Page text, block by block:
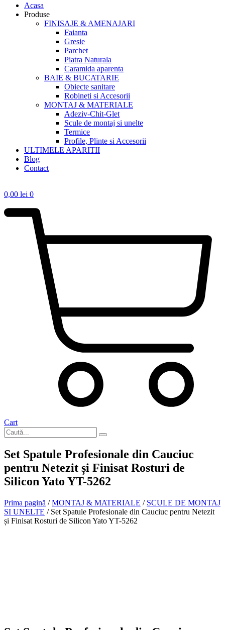
Acasa
Produse
FINISAJE & AMENAJARI
Faianta
Gresie
Parchet
Piatra Naturala
Caramida aparenta
BAIE & BUCATARIE
Obiecte sanitare
Robineti si Accesorii
MONTAJ & MATERIALE
Adeziv-Chit-Glet
Scule de montaj si unelte
Termice
Profile, Plinte si Accesorii
ULTIMELE APARITII
Blog
Contact
0,00 lei 0
Cart
Set Spatule Profesionale din Cauciuc
pentru Netezit și Finisat Rosturi de
Silicon Yato YT-5262
Prima pagină /MONTAJ & MATERIALE / SCULE DE MONTAJ
SI UNELTE / Set Spatule Profesionale din Cauciuc pentru Netezit
și Finisat Rosturi de Silicon Yato YT-5262
In stoc